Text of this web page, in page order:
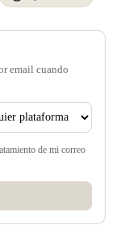
email cuando
de mi correo